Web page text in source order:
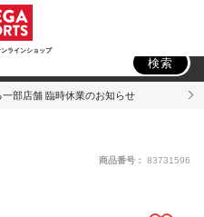
ンラインショップ
検索
部店舗 臨時休業のお知らせ
商品番号： 83731596